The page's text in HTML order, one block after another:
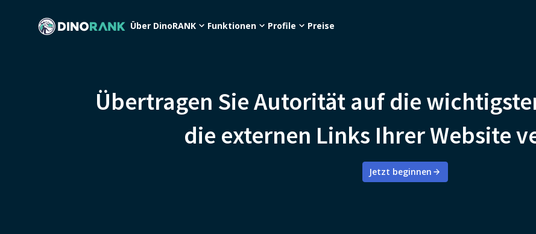
Über DinoRANK Funktionen Profile Preise
Übertragen Sie Autorität auf die
die externen Links Ihrer Website
Jetzt beginnen